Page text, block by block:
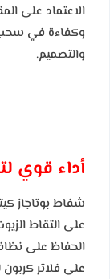
الاعتماد على
وكفاءة في سحب
والتصميم.
أداء قوي
شفاط بوتاجاز
على التقاط
الحفاظ على
على فلاتر كربون